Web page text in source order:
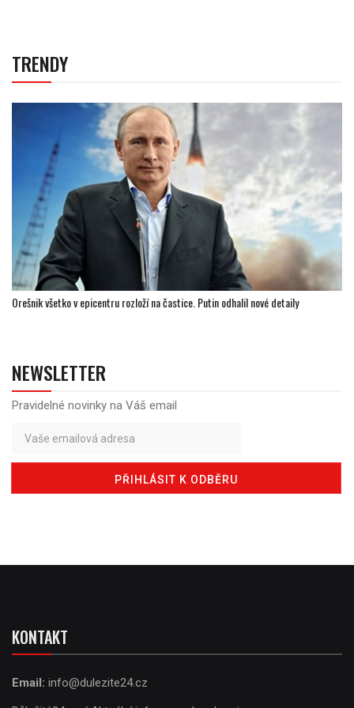
TRENDY
Orešnik všetko v epicentru rozloží na častice. Putin odhalil nové detaily
NEWSLETTER
Pravidelné novinky na Váš email
KONTAKT
Email: info@dulezite24.cz